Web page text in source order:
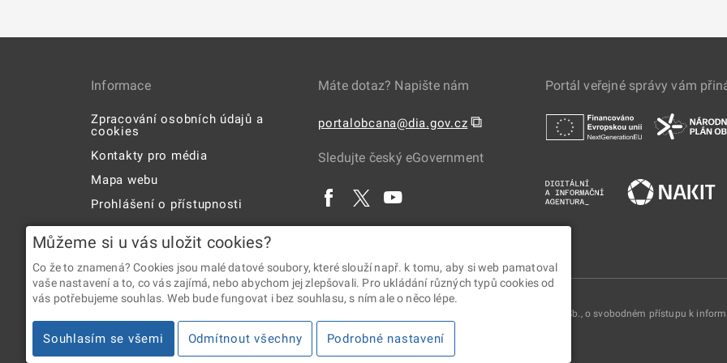
Informace
Zpracování osobních údajů a
cookies
Kontakty pro média
Mapa webu
Prohlášení o přístupnosti
Máte dotaz? Napište nám
portalobcana@dia.gov.cz ⧉
Sledujte český eGovernment
Portál veřejné správy vám
2026 © Digitální a informační agentura • Informace jsou poskytovány v souladu se zákonem č. 106/1999 Sb., o svobodném přístupu k
Můžeme si u vás uložit cookies?
Co že to znamená? Cookies jsou malé datové soubory, které slouží např. k tomu, aby si web pamatoval
vaše nastavení a to, co vás zajímá, nebo abychom jej zlepšovali. Pro ukládání různých typů cookies od
vás potřebujeme souhlas. Web bude fungovat i bez souhlasu, s ním ale o něco lépe.
Souhlasím se všemi Odmítnout všechny Podrobné nastavení